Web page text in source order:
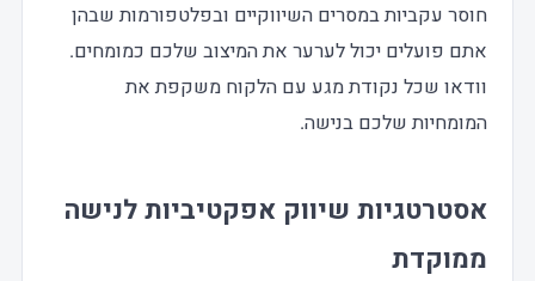
חוסר עקביות במסרים השיווקיים ובפלטפורמות שבהן
אתם פועלים יכול לערער את המיצוב שלכם כמומחים.
וודאו שכל נקודת מגע עם הלקוח משקפת את
המומחיות שלכם בנישה.
אסטרטגיות שיווק אפקטיביות לנישה
ממוקדת